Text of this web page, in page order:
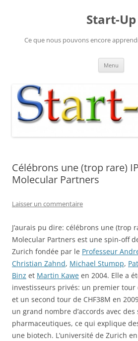
Start-Up
Ce que nous pouvons encore
Menu
Célébrons une (trop rare)
Molecular Partners
Laisser un commentaire
J’aurais pu dire: célébrons une (trop
Molecular Partners est une spin-off
Zurich fondée par le Professeur
Christian Zahnd, Michael Stumpp,
Binz et Martin Kawe en 2004. Elle a
investisseurs privés: un premier tour
et un second tour de CHF38M en
un grand nombre d’accords avec des
pharmaceutiques, ce qui explique
une biotech. L’université de Zurich